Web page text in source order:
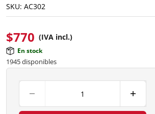
SKU: AC302
$770 (IVA incl.)
En stock
1945 disponibles